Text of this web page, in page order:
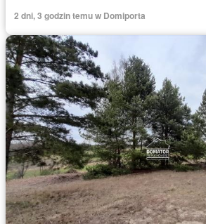
2 dni, 3 godzin temu w Domiporta